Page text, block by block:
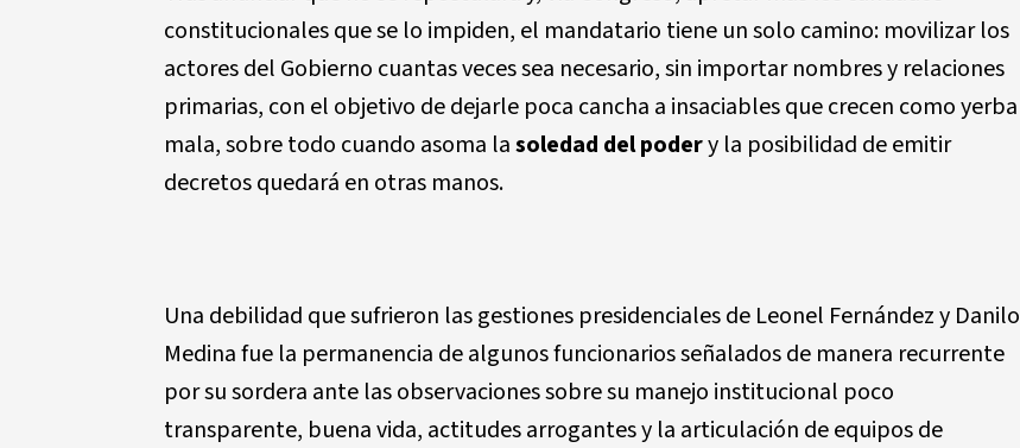
constitucionales que se lo impiden, el mandatario tiene un solo camino: movilizar los
actores del Gobierno cuantas veces sea necesario, sin importar nombres y relaciones
primarias, con el objetivo de dejarle poca cancha a insaciables que crecen como yerba
mala, sobre todo cuando asoma lasoledad del podery la posibilidad de emitir
decretos quedará en otras manos.
Una debilidad que sufrieron las gestiones presidenciales de Leonel Fernández y Danilo
Medina fue la permanencia de algunos funcionarios señalados de manera recurrente
por su sordera ante las observaciones sobre su manejo institucional poco
transparente, buena vida, actitudes arrogantes y la articulación de equipos de